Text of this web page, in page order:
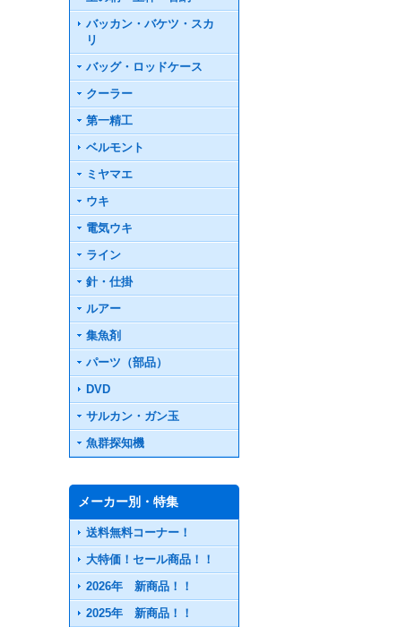
バッカン・バケツ・スカ
リ
バッグ・ロッドケース
クーラー
第一精工
ベルモント
ミヤマエ
ウキ
電気ウキ
ライン
針・仕掛
ルアー
集魚剤
パーツ（部品）
DVD
サルカン・ガン玉
魚群探知機
メーカー別・特集
送料無料コーナー！
大特価！セール商品！！
2026年 新商品！！
2025年 新商品！！